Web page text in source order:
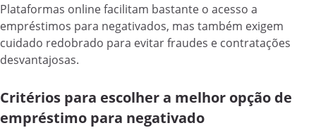
Plataformas online facilitam bastante o acesso a
empréstimos para negativados, mas também exigem
cuidado redobrado para evitar fraudes e contratações
desvantajosas.
Critérios para escolher a melhor opção de
empréstimo para negativado